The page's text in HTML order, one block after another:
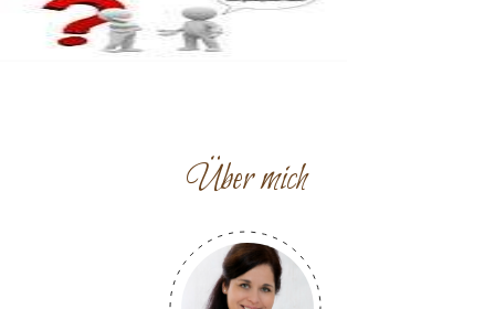
Über mich